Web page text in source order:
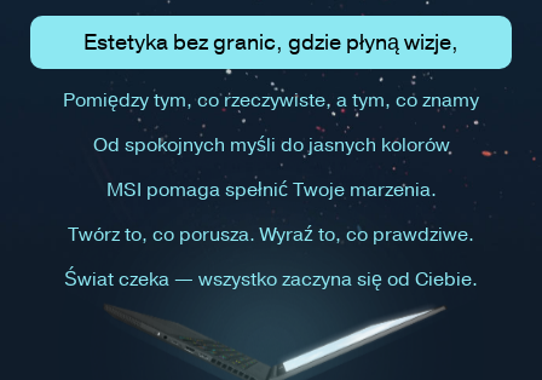
Estetyka bez granic, gdzie płyną wizje,
Pomiędzy tym, co rzeczywiste, a tym, co znamy
Od spokojnych myśli do jasnych kolorów
MSI pomaga spełnić Twoje marzenia.
Twórz to, co porusza. Wyraź to, co prawdziwe.
Świat czeka — wszystko zaczyna się od Ciebie.